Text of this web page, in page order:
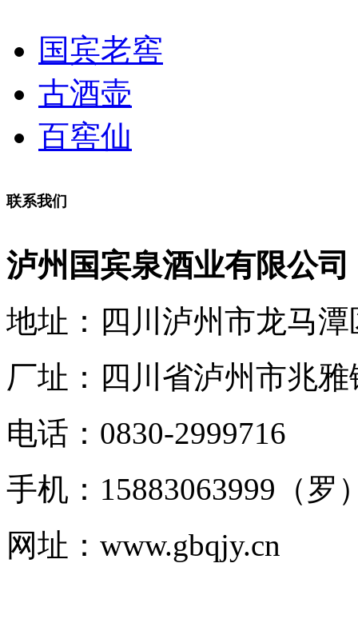
国宾老窖
古酒壶
百窖仙
联系我们
泸州国宾泉酒业有限公司
地址：四川泸州市龙马
厂址：四川省泸州市兆雅
电话：0830-2999716
手机：15883063999（罗
网址：www.gbqjy.cn